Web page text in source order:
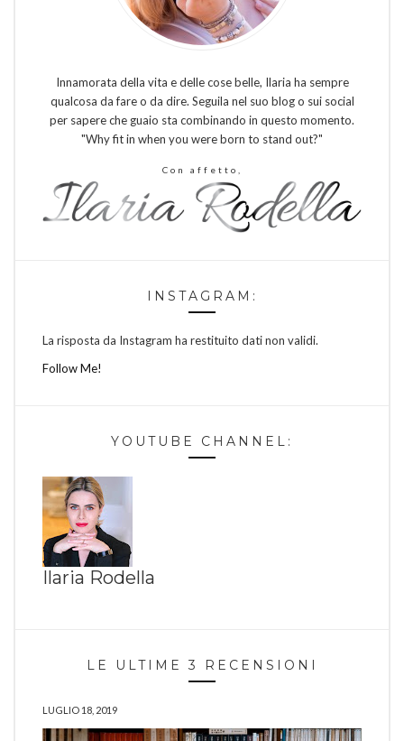
Innamorata della vita e delle cose belle, Ilaria ha sempre
qualcosa da fare o da dire. Seguila nel suo blog o sui social
per sapere che guaio sta combinando in questo momento.
"Why fit in when you were born to stand out?"
Con affetto,
INSTAGRAM:
La risposta da Instagram ha restituito dati non validi.
Follow Me!
YOUTUBE CHANNEL:
Ilaria Rodella
LE ULTIME 3 RECENSIONI
LUGLIO 18, 2019